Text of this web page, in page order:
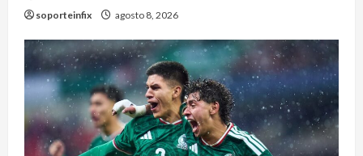
soporteinfix agosto 8, 2026